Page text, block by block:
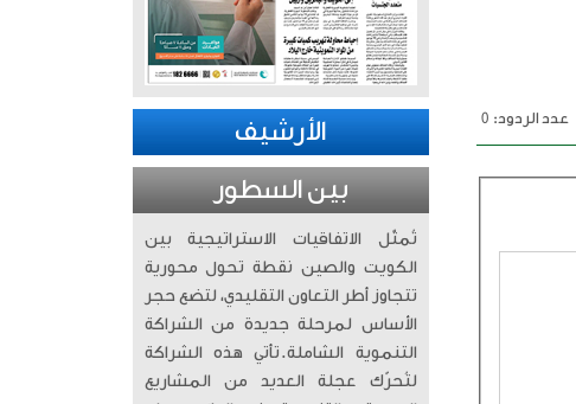
عدد الردود: 0
الأرشيف
بين السطور
تُمثّل الاتفاقيات الاستراتيجية بين
الكويت والصين نقطة تحول محورية
تتجاوز أطر التعاون التقليدي، لتضع حجر
الأساس لمرحلة جديدة من الشراكة
التنموية الشاملة. ​تأتي هذه الشراكة
لتُحرّك عجلة العديد من المشاريع